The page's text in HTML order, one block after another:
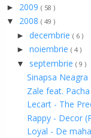
► 2009 ( 58 )
▼ 2008 ( 49 )
► decembrie ( 6 )
► noiembrie ( 4 )
▼ septembrie ( 9 )
Sinapsa
Zale feat.
Lecart - The
Rappy - Decor
Loyal - De